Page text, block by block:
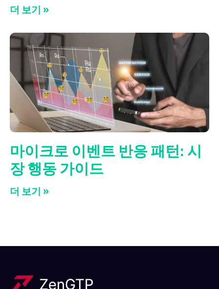
더 보기 »
마이크로 이벤트 반응 패턴: 시
장 행동 가이드
더 보기 »